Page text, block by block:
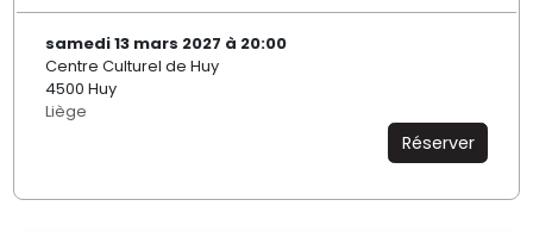
samedi 13 mars 2027 à 20:00
Centre Culturel de Huy
4500 Huy
Liège
Réserver